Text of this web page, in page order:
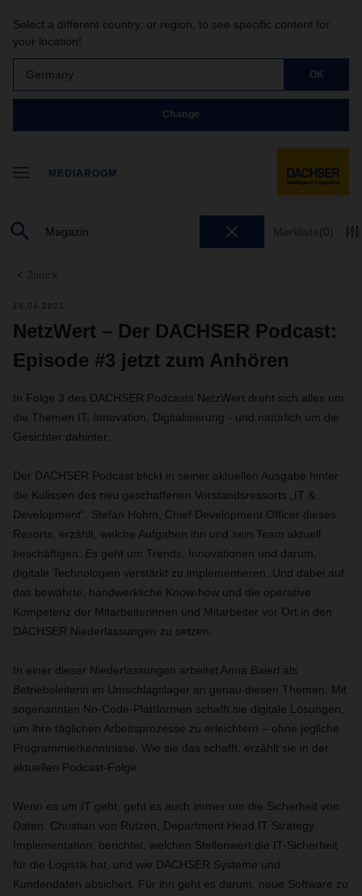
Select a different country, or region, to see specific content for
your location!
Germany OK
Change
MEDIAROOM
Merkliste(0)
Zurück
16.04.2021
NetzWert – Der DACHSER Podcast:
Episode #3 jetzt zum Anhören
In Folge 3 des DACHSER Podcasts NetzWert dreht sich alles um
die Themen IT, Innovation, Digitalisierung - und natürlich um die
Gesichter dahinter.
Der DACHSER Podcast blickt in seiner aktuellen Ausgabe hinter
die Kulissen des neu geschaffenen Vorstandsressorts „IT &
Development“. Stefan Hohm, Chief Development Officer dieses
Resorts, erzählt, welche Aufgaben ihn und sein Team aktuell
beschäftigen. Es geht um Trends, Innovationen und darum,
digitale Technologien verstärkt zu implementieren. Und dabei auf
das bewährte, handwerkliche Know-how und die operative
Kompetenz der Mitarbeiterinnen und Mitarbeiter vor Ort in den
DACHSER Niederlassungen zu setzen.
In einer dieser Niederlassungen arbeitet Anna Baierl als
Betriebsleiterin im Umschlagslager an genau diesen Themen. Mit
sogenannten No-Code-Plattformen schafft sie digitale Lösungen,
um ihre täglichen Arbeitsprozesse zu erleichtern – ohne jegliche
Programmierkenntnisse. Wie sie das schafft, erzählt sie in der
aktuellen Podcast-Folge.
Wenn es um IT geht, geht es auch immer um die Sicherheit von
Daten. Christian von Rützen, Department Head IT Strategy
Implementation, berichtet, welchen Stellenwert die IT-Sicherheit
für die Logistik hat, und wie DACHSER Systeme und
Kundendaten absichert. Für ihn geht es darum, neue Software zu